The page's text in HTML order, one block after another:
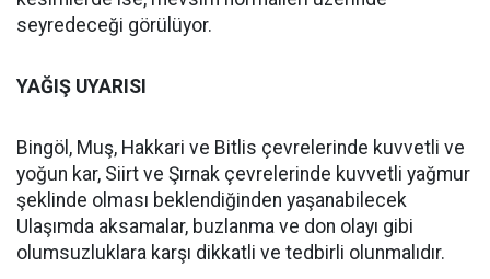
seyredeceği görülüyor.
YAĞIŞ UYARISI
Bingöl, Muş, Hakkari ve Bitlis çevrelerinde kuvvetli ve
yoğun kar, Siirt ve Şırnak çevrelerinde kuvvetli yağmur
şeklinde olması beklendiğinden yaşanabilecek
Ulaşımda aksamalar, buzlanma ve don olayı gibi
olumsuzluklara karşı dikkatli ve tedbirli olunmalıdır.